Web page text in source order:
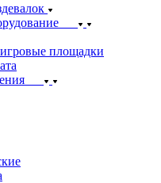
площадки